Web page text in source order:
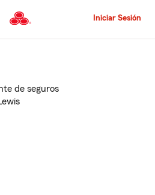
al
principal
Iniciar Sesión